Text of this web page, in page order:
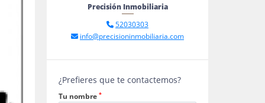
Precisión Inmobiliaria
52030303
info@precisioninmobiliaria.com
¿Prefieres que te contactemos?
Tu nombre *